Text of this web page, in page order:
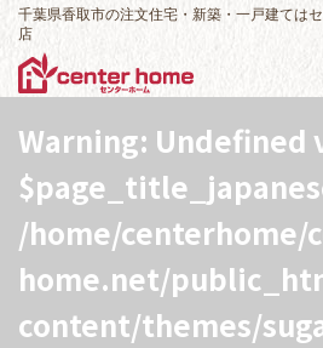
千葉県香取市の注文住宅・新築・一戸建ては
店
Warning: Undefined
/home/centerhome/
home.net/
content/themes/